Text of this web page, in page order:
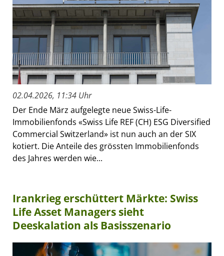
02.04.2026, 11:34 Uhr
Der Ende März aufgelegte neue Swiss-Life-
Immobilienfonds «Swiss Life REF (CH) ESG Diversified
Commercial Switzerland» ist nun auch an der SIX
kotiert. Die Anteile des grössten Immobilienfonds
des Jahres werden wie...
Irankrieg erschüttert Märkte: Swiss
Life Asset Managers sieht
Deeskalation als Basisszenario